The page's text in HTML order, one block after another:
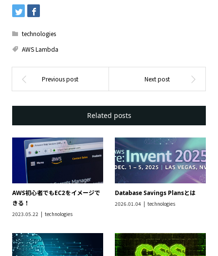
technologies
AWS Lambda
Related posts
AWS初心者でもEC2をイメージで
きる！
2023.05.22 technologies
Database Savings Plansとは
2026.01.04 technologies